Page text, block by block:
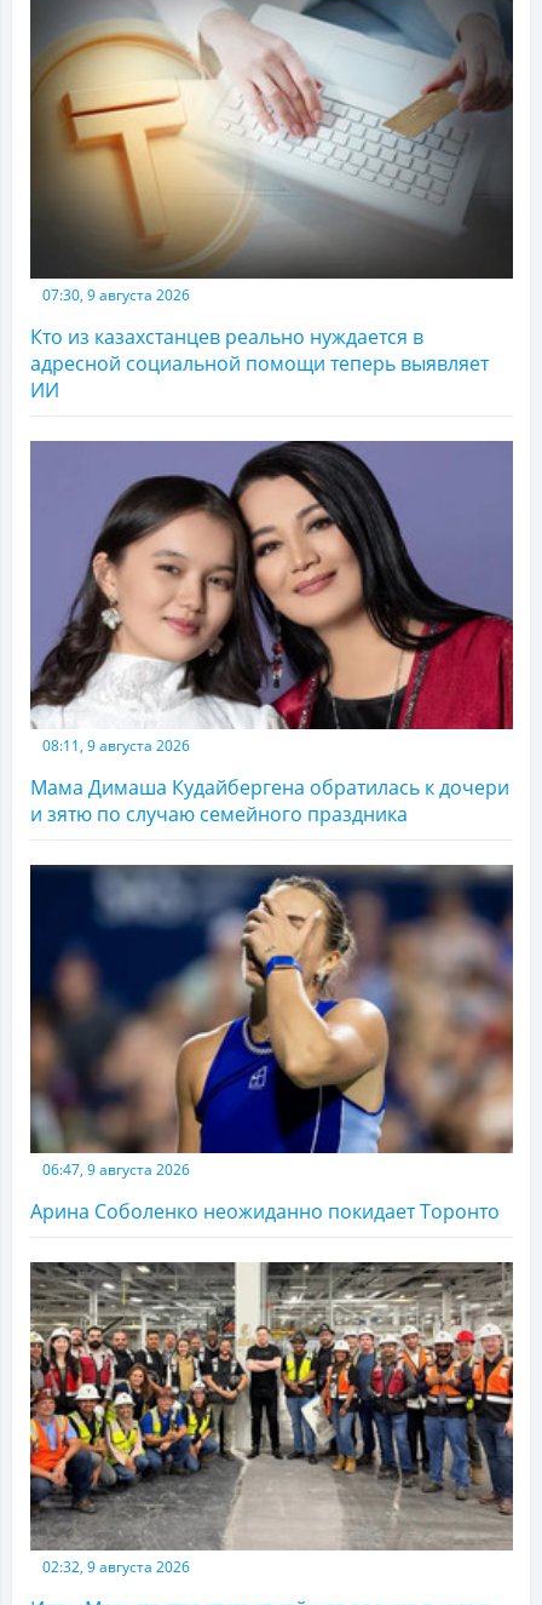
07:30, 9 августа 2026
Кто из казахстанцев реально нуждается в
адресной социальной помощи теперь выявляет
ИИ
08:11, 9 августа 2026
Мама Димаша Кудайбергена обратилась к дочери
и зятю по случаю семейного праздника
06:47, 9 августа 2026
Арина Соболенко неожиданно покидает Торонто
02:32, 9 августа 2026